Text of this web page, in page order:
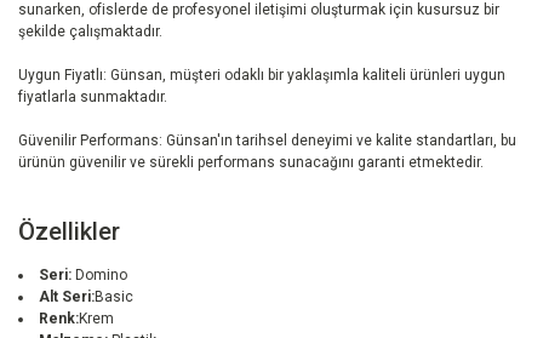
sunarken, ofislerde de profesyonel iletişimi oluşturmak için kusursuz bir
şekilde çalışmaktadır.
Uygun Fiyatlı: Günsan, müşteri odaklı bir yaklaşımla kaliteli ürünleri uygun
fiyatlarla sunmaktadır.
Güvenilir Performans: Günsan'ın tarihsel deneyimi ve kalite standartları, bu
ürünün güvenilir ve sürekli performans sunacağını garanti etmektedir.
Özellikler
Seri: Domino
Alt Seri:Basic
Renk:Krem